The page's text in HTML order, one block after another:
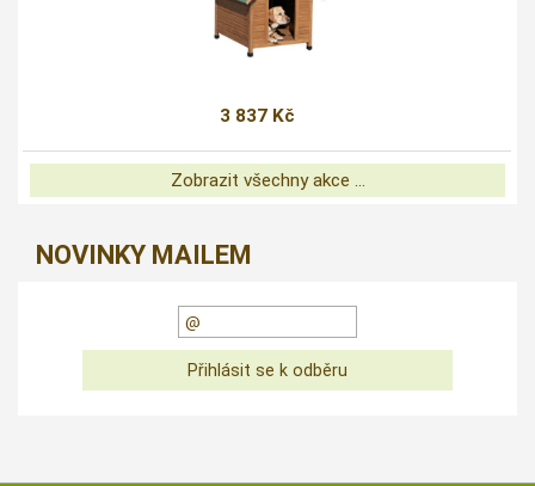
3 837 Kč
Zobrazit všechny akce ...
NOVINKY MAILEM